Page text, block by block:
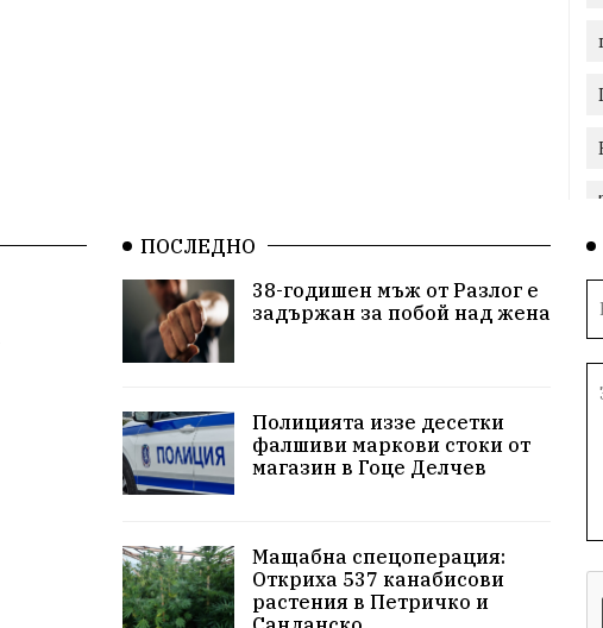
ПОСЛЕДНО
38-годишен мъж от Разлог е
задържан за побой над жена
Полицията иззе десетки
фалшиви маркови стоки от
магазин в Гоце Делчев
Мащабна спецоперация:
Откриха 537 канабисови
растения в Петричко и